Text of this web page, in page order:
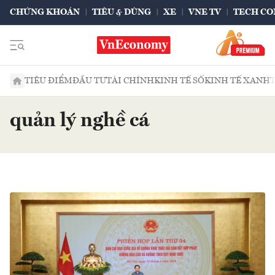
CHỨNG KHOÁN TIÊU & DÙNG XE VNE TV TECH
TIÊU ĐIỂMĐẦU TƯTÀI CHÍNHKINH TẾ SỐKINH TẾ XANH
quản lý nghề cá